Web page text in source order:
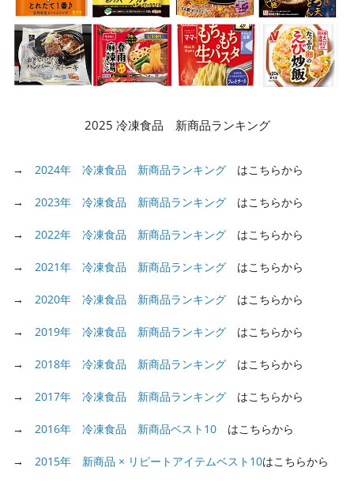
2025 冷凍食品 新商品ランキング
→ 2024年 冷凍食品 新商品ランキング はこちらから
→ 2023年 冷凍食品 新商品ランキング はこちらから
→ 2022年 冷凍食品 新商品ランキング はこちらから
→ 2021年 冷凍食品 新商品ランキング はこちらから
→ 2020年 冷凍食品 新商品ランキング はこちらから
→ 2019年 冷凍食品 新商品ランキング はこちらから
→ 2018年 冷凍食品 新商品ランキング はこちらから
→ 2017年 冷凍食品 新商品ランキング はこちらから
→ 2016年 冷凍食品 新商品ベスト10 はこちらから
→ 2015年 新商品 × リピートアイテムベスト10はこちらから